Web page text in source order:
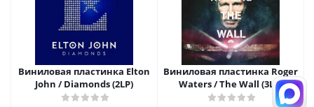
Виниловая пластинка Elton
John / Diamonds (2LP)
Виниловая пластинка Roger
Waters / The Wall (3LP)